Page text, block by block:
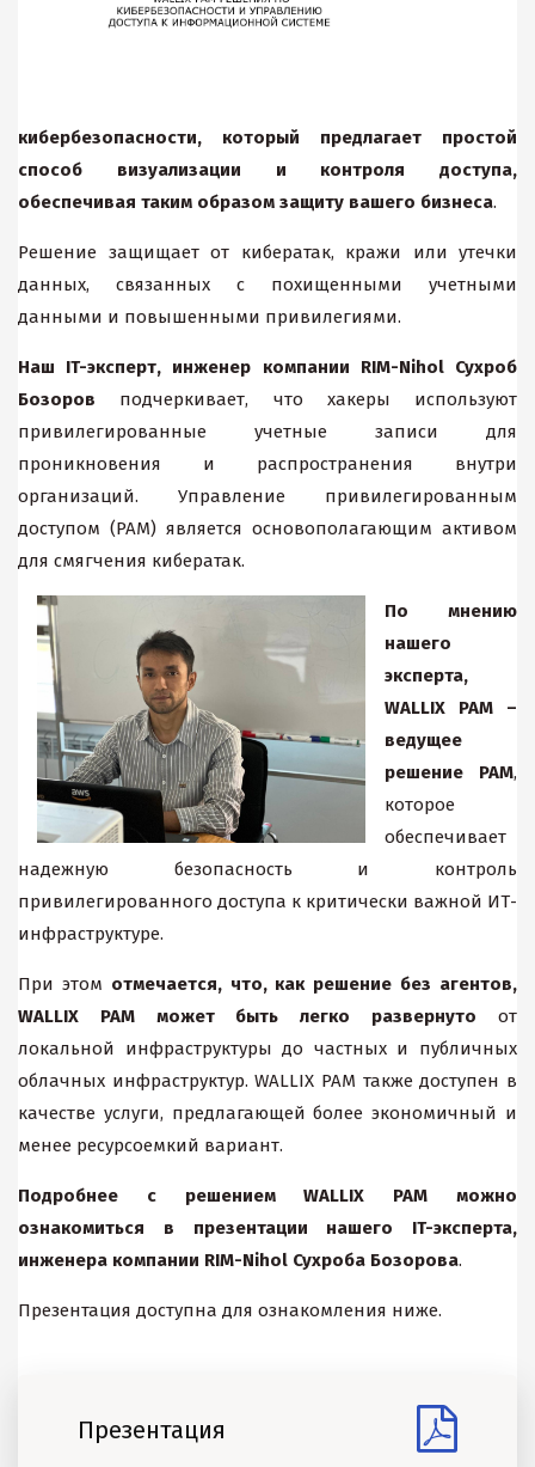
кибербезопасности, который предлагает простой
способ визуализации и контроля доступа,
обеспечивая таким образом защиту вашего бизнеса.
Решение защищает от кибератак, кражи или утечки
данных, связанных с похищенными учетными
данными и повышенными привилегиями.
Наш IT-эксперт, инженер компании RIM-Nihol Сухроб
Бозоров подчеркивает, что хакеры используют
привилегированные учетные записи для
проникновения и распространения внутри
организаций. Управление привилегированным
доступом (PAM) является основополагающим активом
для смягчения кибератак.
По мнению
нашего
эксперта,
WALLIX PAM –
ведущее
решение PAM,
которое
обеспечивает
надежную безопасность и контроль
привилегированного доступа к критически важной ИТ-
инфраструктуре.
При этом отмечается, что, как решение без агентов,
WALLIX PAM может быть легко развернуто от
локальной инфраструктуры до частных и публичных
облачных инфраструктур. WALLIX PAM также доступен в
качестве услуги, предлагающей более экономичный и
менее ресурсоемкий вариант.
Подробнее с решением WALLIX PAM можно
ознакомиться в презентации нашего IT-эксперта,
инженера компании RIM-Nihol Сухроба Бозорова.
Презентация доступна для ознакомления ниже.
Презентация